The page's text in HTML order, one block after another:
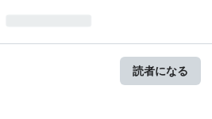
読者になる